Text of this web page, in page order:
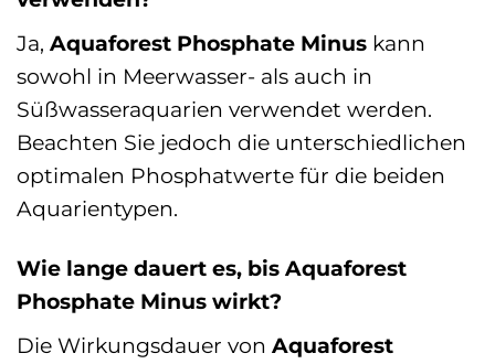
Ja, Aquaforest Phosphate Minus kann
sowohl in Meerwasser- als auch in
Süßwasseraquarien verwendet werden.
Beachten Sie jedoch die unterschiedlichen
optimalen Phosphatwerte für die beiden
Aquarientypen.
Wie lange dauert es, bis Aquaforest
Phosphate Minus wirkt?
Die Wirkungsdauer von Aquaforest